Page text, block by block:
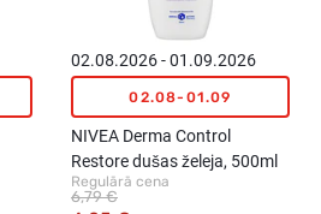
02.08.2026 - 01.09.2026
02.08-01.09
NIVEA Derma Control
Restore dušas želeja, 500ml
Regulārā cena
6,79 €